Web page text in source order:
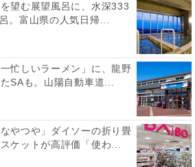
か3種もおトク！
望む展望風呂に、水深333
。富山県の人気日帰...
忙しいラーメン」に、龍野
SAも。山陽自動車道...
なやつや」ダイソーの折り畳
ケットが高評価「使わ...